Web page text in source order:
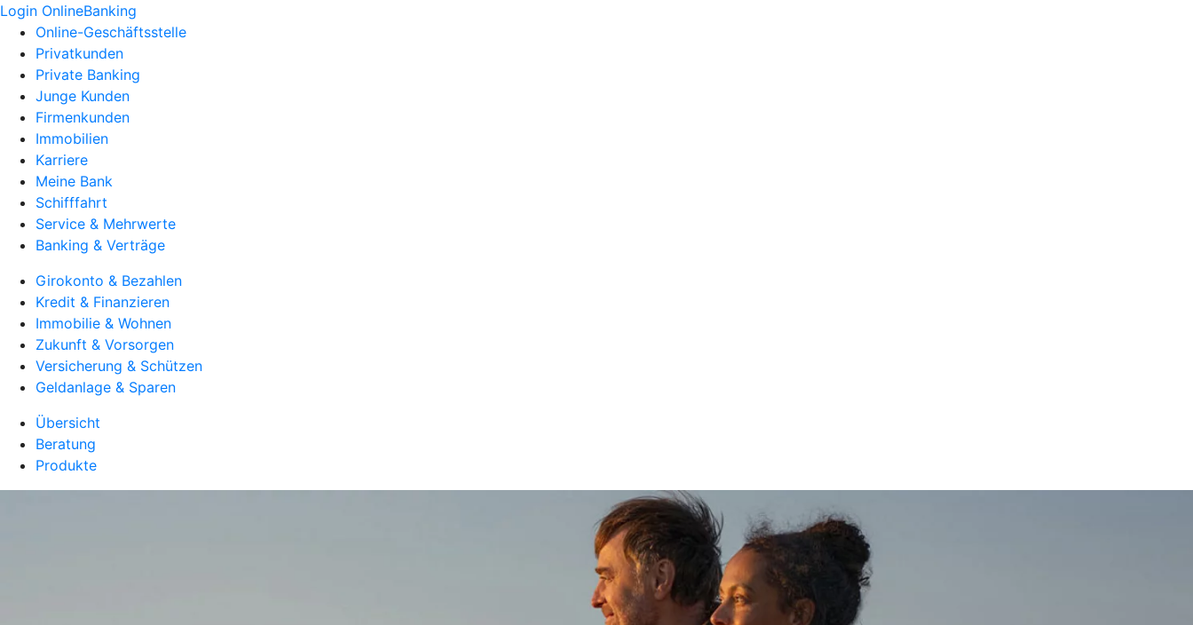
Login OnlineBanking
Online-Geschäftsstelle
Privatkunden
Private Banking
Junge Kunden
Firmenkunden
Immobilien
Karriere
Meine Bank
Schifffahrt
Service & Mehrwerte
Banking & Verträge
Girokonto & Bezahlen
Kredit & Finanzieren
Immobilie & Wohnen
Zukunft & Vorsorgen
Versicherung & Schützen
Geldanlage & Sparen
Übersicht
Beratung
Produkte